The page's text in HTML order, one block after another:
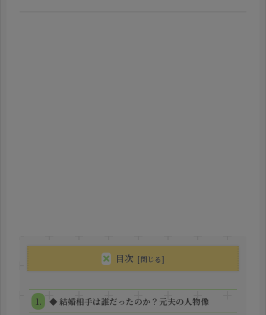
目次
◆ 結婚相手は誰だったのか？元夫の人物像